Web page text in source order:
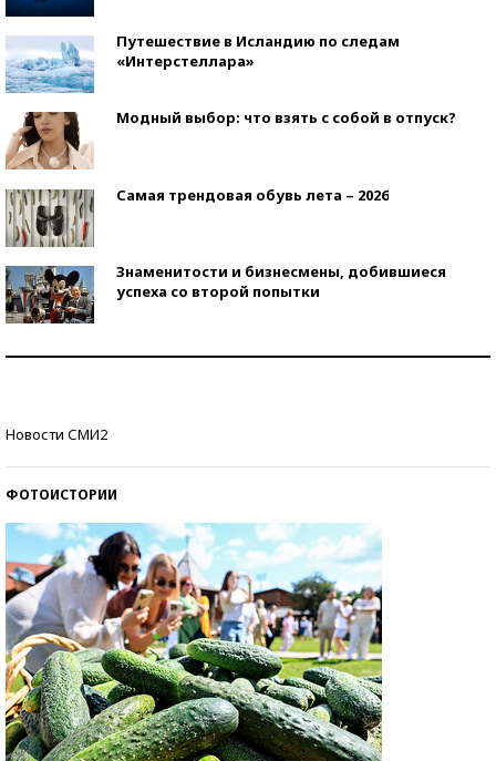
Путешествие в Исландию по следам
«Интерстеллара»
Модный выбор: что взять с собой в отпуск?
Самая трендовая обувь лета – 2026
Знаменитости и бизнесмены, добившиеся
успеха со второй попытки
Новости СМИ2
ФОТОИСТОРИИ